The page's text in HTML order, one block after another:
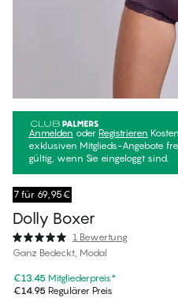
Anmelden oder Registrieren
exklusiven Mitglieds-Angebote
gültig, wenn Sie eingeloggt sind.
7 für 69,95€
Dolly Boxer
1 Bewertung
Ganz Bedeckt, Modal
€13.45 Mitgliederpreis*
€14.95 Regulärer Preis